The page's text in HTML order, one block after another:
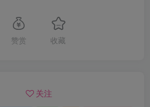
赞赏 收藏
关注